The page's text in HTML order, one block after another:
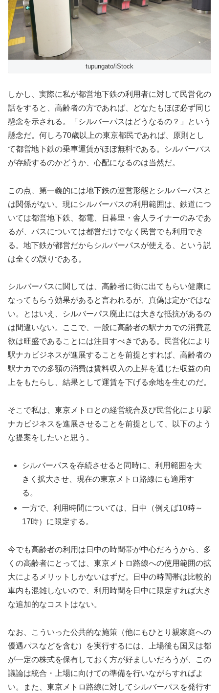
tupungato/iStock
しかし、実際に私が都営地下鉄の利用者に対して民営化の
話をすると、高齢者の方であれば、どなたもほぼ必ず同じ
懸念を示される。「シルバーパスはどうなるの？」という
懸念だ。何しろ70歳以上の東京都民であれば、原則とし
て都営地下鉄の乗車運賃がほぼ無料である。シルバーパス
が存続するのかどうか、心配になるのは当然だ。
この点、第一義的には地下鉄の運営形態とシルバーパスと
は関係がない。現にシルバーパスの利用範囲は、鉄道につ
いては都営地下鉄、都電、日暮里・舎人ライナーのみであ
るが、バスについては都営だけでなく民営でも利用でき
る。地下鉄が都営だからシルバーパスが使える、という説
は全くの誤りである。
シルバーパスに関しては、 高齢者に街に出てもらい健康に
なってもらう効果があると言われるが、真偽は定かではな
い。とはいえ、
シルバーパス廃止には大きな抵抗があるの
は間違いない。ここで、 一般に高齢者の駅ナカでの消費意
欲は旺盛であることには注目すべきである。
民営化により
駅ナカビジネスが進展することを前提とすれば、 高齢者の
駅ナカでの多額の消費は賃料収入の上昇を通じた収益の向
上をもたらし、結果として運賃を下げる余地を生むのだ。
そこで私は、東京メトロとの経営統合及び民営化により駅
ナカビジネスを進展させることを前提として、以下のよう
な提案をしたいと思う。
シルバーパスを存続させると同時に、利用範囲を大
きく拡大させ、現在の東京メトロ路線にも適用す
る。
一方で、利用時間については、日中（例えば10時～
17時）に限定する。
今でも高齢者の利用は日中の時間帯が中心だろうから、多
くの高齢者にとっては、東京メトロ路線への使用範囲の拡
大によるメリットしかないはずだ。日中の時間帯は比較的
車内も混雑しないので、利用時間を日中に限定すれば大き
な追加的なコストはない。
なお、こういった公共的な施策（他にもひとり親家庭への
優遇パスなどを含む）を実行するには、上場後も国又は都
が一定の株式を保有しておく方が好ましいだろうが、この
議論は統合・上場に向けての準備を行いながらすればよ
い。また、東京メトロ路線に対してシルバーパスを発行す